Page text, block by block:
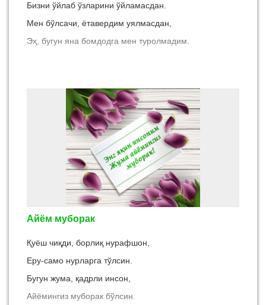
Бизни ўйлаб ўзларини ўйламасдан.
Мен бўлсачи, ётавердим уялмасдан,
Эҳ, бугун яна бомдодга мен туролмадим.
Айём муборак
Қуёш чиқди, борлиқ нурафшон,
Еру-само нурларга тўлсин.
Бугун жума, қадрли инсон,
Айёмингиз муборак бўлсин.